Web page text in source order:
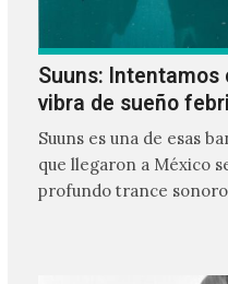
Suuns:
vibra de sueño febril
Suuns es una de esas
que llegaron a México
profundo trance